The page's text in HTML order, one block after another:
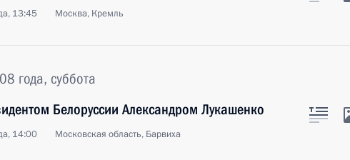
13:45 Москва, Кремль
года, суббота
Белоруссии Александром Лукашенко
14:00 Московская область, Барвиха